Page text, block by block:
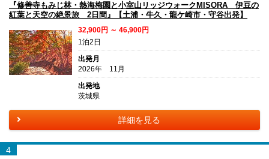
『修善寺もみじ林・熱海梅園と小室山リッジウォークMISORA 伊豆の
紅葉と天空の絶景旅 2日間』【土浦・牛久・龍ケ崎市・守谷出発】
32,900円 ～ 46,900円
1泊2日
出発月
2026年 11月
出発地
茨城県
詳細を見る
4